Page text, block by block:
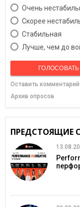
Очень
Скорее
Cтабильная
Лучше, чем до
ГОЛОСОВАТЬ
Оставить комментарий
Архив опросов
ПРЕДСТОЯЩИЕ